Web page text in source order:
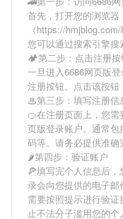
首先，打开您的浏览器
（https://
您可以通过搜索引擎搜
🏕第二步：点击注册按
一旦进入6686网页版
注册按钮。点击该按钮
♨第三步：填写注册信
🍊在注册页面上，您
页版登录账户。通常
码等。请务必提供准确
🌶第四步：验证账户
🍕填写完个人信息后，
录会向您提供的电子
需要按照提示进行验
止不法分子滥用您的个